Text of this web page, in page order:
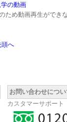
の動画
ため動画再生ができ
頭へ
お問い合わせについ
カスタマーサポート